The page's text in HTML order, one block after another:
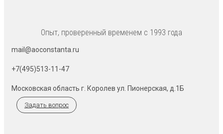
Опыт, проверенный временем с 1993 года
mail@aoconstanta.ru
+7(495)513-11-47
Московская область г. Королев ул. Пионерская, д.1Б
Задать вопрос